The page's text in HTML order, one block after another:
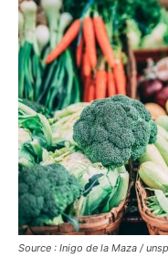
Source : Inigo de la Maza /